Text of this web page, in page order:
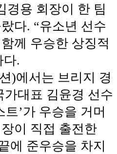
경용 회장이 한 팀
다. “유소년 선수
께 우승한 상징적
다.
)에서는 브리지 경
가대표 김윤경 선수
트’가 우승을 거머
이 직접 출전한
에 준우승을 차지